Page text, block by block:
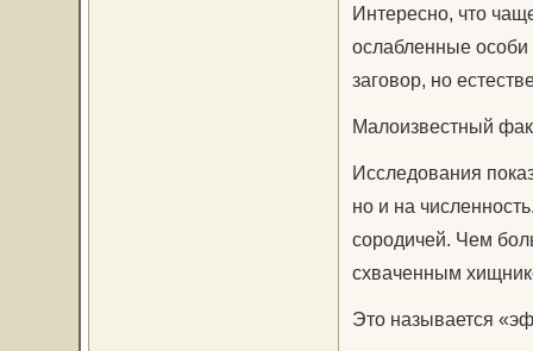
Интересно, что
ослабленные
заговор, но
Малоизвестный
Исследования
но и на
сородичей. Чем
схваченным
Это называется